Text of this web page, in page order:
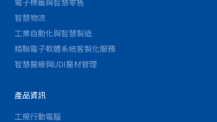
電子標籤與智慧零售
智慧物流
工業自動化與智慧製造
精聯電子軟體系統客製化服務
智慧醫療與UDI醫材管理
產品資訊
工規行動電腦